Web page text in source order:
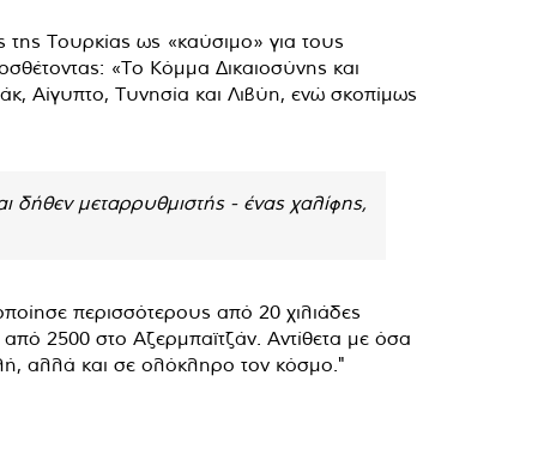
της Τουρκίας ως «καύσιμο» για τους
«Το Κόμμα Δικαιοσύνης και
Αίγυπτο, Τυνησία και Λιβύη, ενώ σκοπίμως
μεταρρυθμιστής - ένας χαλίφης,
περισσότερους από 20 χιλιάδες
2500 στο Αζερμπαϊτζάν. Αντίθετα με όσα
αλλά και σε ολόκληρο τον κόσμο."